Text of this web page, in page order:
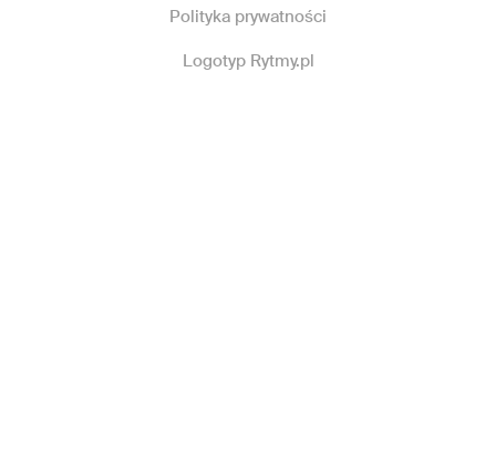
Polityka prywatności
Logotyp Rytmy.pl